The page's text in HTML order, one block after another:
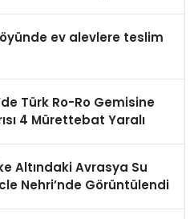
ev alevlere teslim
Türk Ro-Ro Gemisine
4 Mürettebat Yaralı
Altındaki Avrasya Su
Nehri’nde Görüntülendi